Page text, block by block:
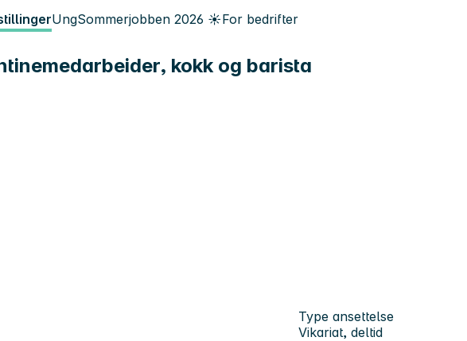
UngSommerjobben 2026 ☀️For bedrifter
kokk og barista
Type ansettelse
Vikariat, deltid